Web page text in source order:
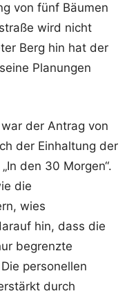
von fünf Bäumen
wird nicht
Berg hin hat der
Planungen
der Antrag von
der Einhaltung der
den 30 Morgen“.
die
wies
hin, dass die
begrenzte
personellen
durch